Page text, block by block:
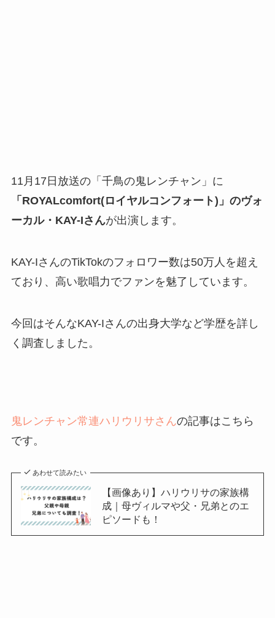
11月17日放送の「千鳥の鬼レンチャン」に
「ROYALcomfort(ロイヤルコンフォート)」のヴォ
ーカル・KAY-Iさんが出演します。
KAY-IさんのTikTokのフォロワー数は50万人を超え
ており、高い歌唱力でファンを魅了しています。
今回はそんなKAY-Iさんの出身大学など学歴を詳し
く調査しました。
鬼レンチャン常連ハリウリサさんの記事はこちら
です。
あわせて読みたい
【画像あり】ハリウリサの家族構
成｜母ヴィルマや父・兄弟とのエ
ピソードも！